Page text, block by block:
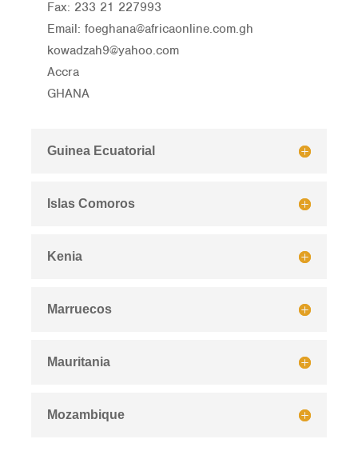
Fax: 233 21 227993
Email: foeghana@africaonline.com.gh
kowadzah9@yahoo.com
Accra
GHANA
Guinea Ecuatorial
Islas Comoros
Kenia
Marruecos
Mauritania
Mozambique